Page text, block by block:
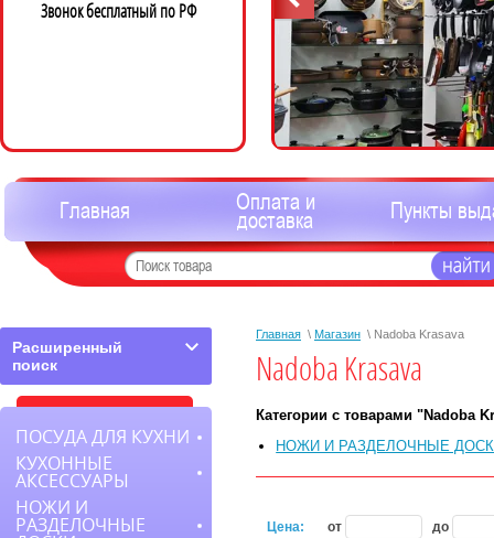
Звонок бесплатный по РФ
Главная Оплата и
доставка Пункты
Главная \ Магазин \ Nadoba Krasava
Nadoba Krasava
Категории с товарами "Nadoba
НОЖИ И РАЗДЕЛОЧНЫЕ
Цена: от до
Расширенный
поиск
ПОСУДА ДЛЯ КУХНИ
КУХОННЫЕ
АКСЕССУАРЫ
НОЖИ И
РАЗДЕЛОЧНЫЕ